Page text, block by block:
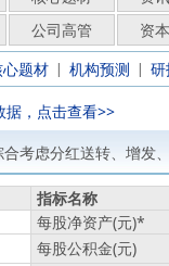
公司高管
资
题材 | 机构预测 |
据，点击查看>>
考虑分红送转、增发
指标名称
每股净资产(元)*
每股公积金(元)